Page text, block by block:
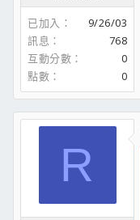
已加入
9/26/03
訊息
768
互動分數
0
點數
0
R